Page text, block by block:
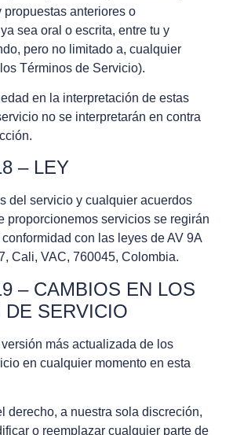
anteriores o
sea oral o escrita, entre tu y
pero no limitado a, cualquier
Términos de Servicio).
en la interpretación de estas
no se interpretarán en contra
– LEY
del servicio y cualquier acuerdos
proporcionemos servicios se regirán
con las leyes de AV 9A
Cali, VAC, 760045, Colombia.
– CAMBIOS EN LOS
SERVICIO
más actualizada de los
en cualquier momento en esta
derecho, a nuestra sola discreción,
o reemplazar cualquier parte de